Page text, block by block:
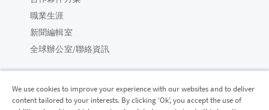
職業生涯
新聞編輯室
全球辦公室/聯絡資訊
We use cookies to improve your experience with our websites and to deliver
content tailored to your interests. By clicking ‘Ok’, you accept the use of